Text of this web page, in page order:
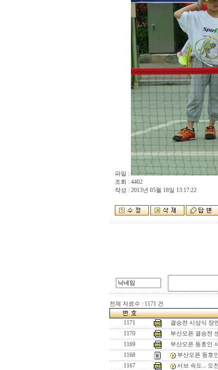
파일 :
조회 : 4402
작성 : 2013년 05월 18일 13:17:22
전체 자료수 : 1171 건
1171
결승전 시상식 장
1170
부산오픈 결승전
1169
부산오픈 동호인
1168
부산오픈 동호
1167
서브 속도... 도